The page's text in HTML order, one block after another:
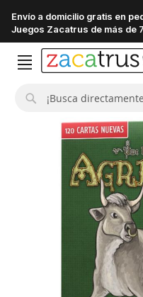
Envío a domicilio gratis en
Juegos Zacatrus de más de